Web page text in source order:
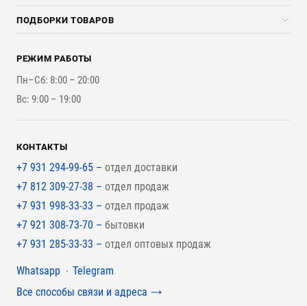
Доставка и разгрузка
Оплата и Возврат
Наши работы
Погонажные изделия
Брикеты, Дрова, Стружка
Стройматериалы
Инструменты
ПОДБОРКИ ТОВАРОВ
Для бутерброда стены
Для наружной отделки
Для покрытия крыши
РЕЖИМ РАБОТЫ
Пн–Сб: 8:00 – 20:00
Вс: 9:00 – 19:00
КОНТАКТЫ
+7 931 294-99-65 – отдел доставки
+7 812 309-27-38 – отдел продаж
+7 931 998-33-33 – отдел продаж
+7 921 308-73-70 – бытовки
+7 931 285-33-33 – отдел оптовых продаж
Мессенджеры
Whatsapp
Telegram
Все способы связи и адреса